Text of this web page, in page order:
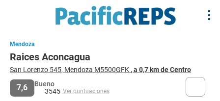
Mendoza
Raices Aconcagua
San Lorenzo 545, Mendoza M5500GFK , a 0,7 km de Centro
7,6
Bueno
3545 Ver puntuaciones